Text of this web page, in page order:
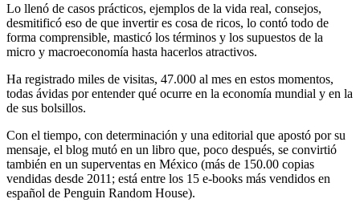
Lo llenó de casos prácticos, ejemplos de la vida real, consejos,
desmitificó eso de que invertir es cosa de ricos, lo contó todo de
forma comprensible, masticó los términos y los supuestos de la
micro y macroeconomía hasta hacerlos atractivos.
Ha registrado miles de visitas, 47.000 al mes en estos momentos,
todas ávidas por entender qué ocurre en la economía mundial y en la
de sus bolsillos.
Con el tiempo, con determinación y una editorial que apostó por su
mensaje, el blog mutó en un libro que, poco después, se convirtió
también en un superventas en México (más de 150.00 copias
vendidas desde 2011; está entre los 15 e-books más vendidos en
español de Penguin Random House).